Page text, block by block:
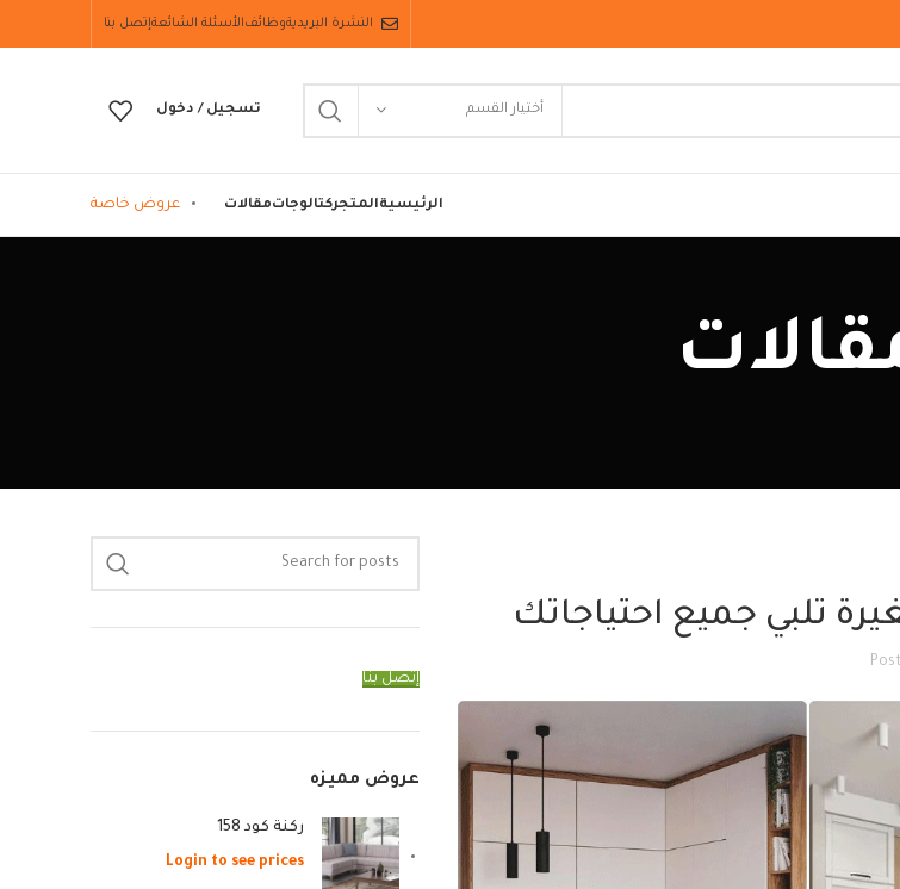
النشرة البريديةوظائفالأسئلة الشائعةإتصل بنا
أختيار القسم تسجيل / دخول
الرئيسيةالمتجركتالوجاتمقالات عروض خاصة
إتصل بنا
عروض مميزه
ركنة كود 158
Login to see prices